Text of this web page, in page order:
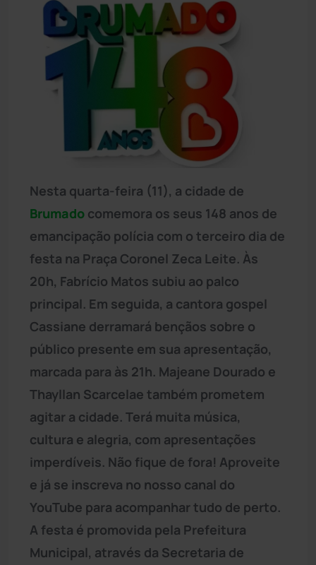
Nesta quarta-feira (11), a cidade de
Brumado comemora os seus 148 anos de
emancipação polícia com o terceiro dia de
festa na Praça Coronel Zeca Leite. Às
20h, Fabrício Matos subiu ao palco
principal. Em seguida, a cantora gospel
Cassiane derramará bençãos sobre o
público presente em sua apresentação,
marcada para às 21h. Majeane Dourado e
Thayllan Scarcelae também prometem
agitar a cidade. Terá muita música,
cultura e alegria, com apresentações
imperdíveis. Não fique de fora! Aproveite
e já se inscreva no nosso canal do
YouTube para acompanhar tudo de perto.
A festa é promovida pela Prefeitura
Municipal, através da Secretaria de